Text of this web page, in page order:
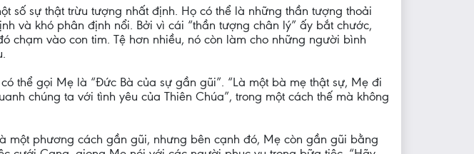
sự thật trừu tượng nhất định. Họ có thể là những thần tượng thoải
và khó phân định nổi. Bởi vì cái “thần tượng chân lý” ấy bắt chước,
vào con tim. Tệ hơn nhiều, nó còn làm cho những người bình
thể gọi Mẹ là “Đức Bà của sự gần gũi”. “Là một bà mẹ thật sự, Mẹ đi
chúng ta với tình yêu của Thiên Chúa”, trong một cách thế mà không
một phương cách gần gũi, nhưng bên cạnh đó, Mẹ còn gần gũi bằng